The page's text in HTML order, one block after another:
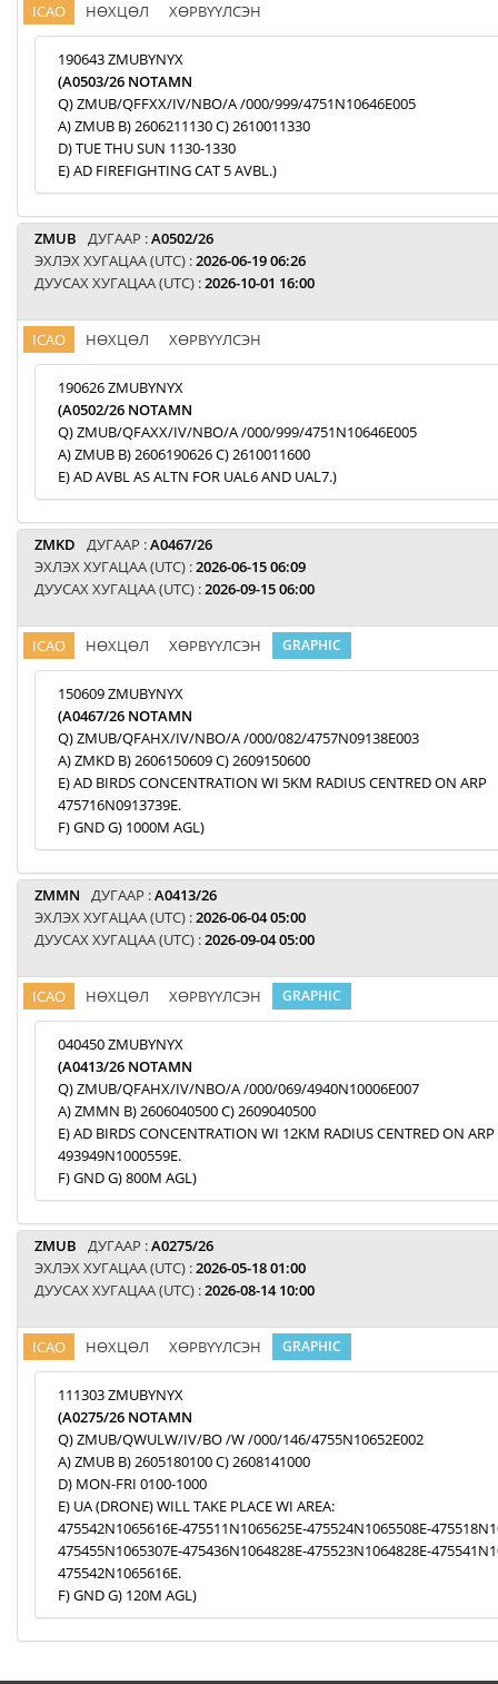
ICAO НӨХЦӨЛ ХӨРВҮҮЛСЭН
190643 ZMUBYNYX
(A0503/26 NOTAMN
Q) ZMUB/QFFXX/IV/NBO/A /000/999/4751N10646E005
A) ZMUB B) 2606211130 C) 2610011330
D) TUE THU SUN 1130-1330
E) AD FIREFIGHTING CAT 5 AVBL.)
ZMUB ДУГААР :A0502/26
ЭХЛЭХ ХУГАЦАА (UTC) :2026-06-19 06:26
ДУУСАХ ХУГАЦАА (UTC) :2026-10-01 16:00
ICAO НӨХЦӨЛ ХӨРВҮҮЛСЭН
190626 ZMUBYNYX
(A0502/26 NOTAMN
Q) ZMUB/QFAXX/IV/NBO/A /000/999/4751N10646E005
A) ZMUB B) 2606190626 C) 2610011600
E) AD AVBL AS ALTN FOR UAL6 AND UAL7.)
ZMKD ДУГААР :A0467/26
ЭХЛЭХ ХУГАЦАА (UTC) :2026-06-15 06:09
ДУУСАХ ХУГАЦАА (UTC) :2026-09-15 06:00
ICAO НӨХЦӨЛ ХӨРВҮҮЛСЭН GRAPHIC
150609 ZMUBYNYX
(A0467/26 NOTAMN
Q) ZMUB/QFAHX/IV/NBO/A /000/082/4757N09138E003
A) ZMKD B) 2606150609 C) 2609150600
E) AD BIRDS CONCENTRATION WI 5KM RADIUS CENTRED ON ARP
475716N0913739E.
F) GND G) 1000M AGL)
ZMMN ДУГААР :A0413/26
ЭХЛЭХ ХУГАЦАА (UTC) :2026-06-04 05:00
ДУУСАХ ХУГАЦАА (UTC) :2026-09-04 05:00
ICAO НӨХЦӨЛ ХӨРВҮҮЛСЭН GRAPHIC
040450 ZMUBYNYX
(A0413/26 NOTAMN
Q) ZMUB/QFAHX/IV/NBO/A /000/069/4940N10006E007
A) ZMMN B) 2606040500 C) 2609040500
E) AD BIRDS CONCENTRATION WI 12KM RADIUS CENTRED ON ARP
493949N1000559E.
F) GND G) 800M AGL)
ZMUB ДУГААР :A0275/26
ЭХЛЭХ ХУГАЦАА (UTC) :2026-05-18 01:00
ДУУСАХ ХУГАЦАА (UTC) :2026-08-14 10:00
ICAO НӨХЦӨЛ ХӨРВҮҮЛСЭН GRAPHIC
111303 ZMUBYNYX
(A0275/26 NOTAMN
Q) ZMUB/QWULW/IV/BO /W /000/146/4755N10652E002
A) ZMUB B) 2605180100 C) 2608141000
D) MON-FRI 0100-1000
E) UA (DRONE) WILL TAKE PLACE WI AREA:
475542N1065616E-475511N1065625E-475524N1065508E-
475455N1065307E-475436N1064828E-475523N1064828E-
475542N1065616E.
F) GND G) 120M AGL)